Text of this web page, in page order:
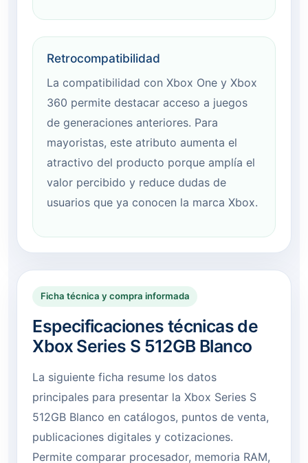
Retrocompatibilidad
La compatibilidad con Xbox One y Xbox
360 permite destacar acceso a juegos
de generaciones anteriores. Para
mayoristas, este atributo aumenta el
atractivo del producto porque amplía el
valor percibido y reduce dudas de
usuarios que ya conocen la marca Xbox.
Ficha técnica y compra informada
Especificaciones técnicas de
Xbox Series S 512GB Blanco
La siguiente ficha resume los datos
principales para presentar la Xbox Series S
512GB Blanco en catálogos, puntos de venta,
publicaciones digitales y cotizaciones.
Permite comparar procesador, memoria RAM,